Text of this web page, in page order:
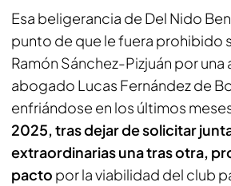
Esa beligerancia de Del Nido
punto de que le fuera prohibido
Ramón Sánchez-Pizjuán por una
abogado Lucas Fernández de
enfriándose en los últimos
2025, tras dejar de solicitar
extraordinarias una tras otra,
pacto por la viabilidad del club